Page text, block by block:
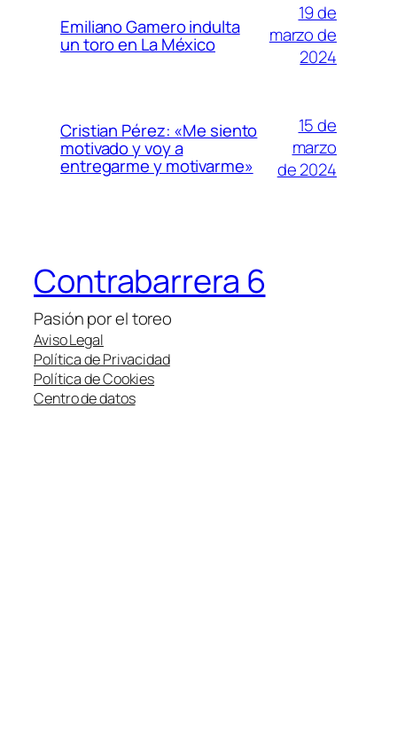
Emiliano Gamero indulta
un toro en La México
19 de
marzo de
2024
Cristian Pérez: «Me siento
motivado y voy a
entregarme y motivarme»
15 de
marzo
de 2024
Contrabarrera 6
Pasión por el toreo
Aviso Legal
Política de Privacidad
Política de Cookies
Centro de datos